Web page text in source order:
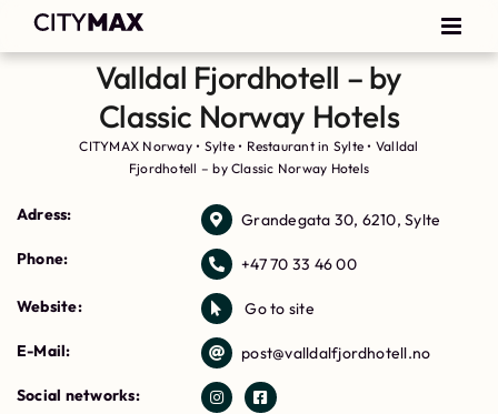
Valldal Fjordhotell – by
Classic Norway Hotels
CITYMAX Norway• Sylte• Restaurant in Sylte • Valldal
Fjordhotell – by Classic Norway Hotels
Adress:
Grandegata 30, 6210, Sylte
Phone:
+47 70 33 46 00
Website: Go to site
E-Mail: post@valldalfjordhotell.no
Social networks: